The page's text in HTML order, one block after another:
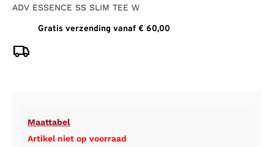
ADV ESSENCE SS SLIM TEE W
Gratis verzending vanaf € 60,00
Maattabel
Artikel niet op voorraad